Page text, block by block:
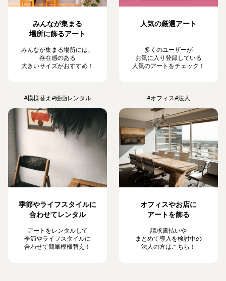
みんなが集まる
場所に飾るアート
みんなが集まる場所には、
存在感のある
大きいサイズがおすすめ！
人気の厳選アート
多くのユーザーが
お気に入り登録している
人気のアートをチェック！
#模様替え #絵画レンタル
季節やライフスタイルに
合わせてレンタル
アートをレンタルして
季節やライフスタイルに
合わせて簡単模様替え！
#オフィス#法人
オフィスやお店に
アートを飾る
請求書払いや
まとめて導入を検討中の
法人の方はこちら！